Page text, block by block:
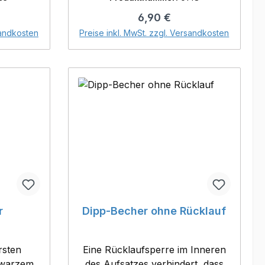
und
eine
intensiv
die
Regulärer Preis:
6,90 €
Preise inkl. MwSt. zzgl. Versandkosten
In den Warenkorb
Dipp-Becher ohne Rücklauf
Eine Rücklaufsperre im Inneren